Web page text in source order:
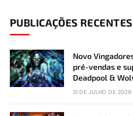
PUBLICAÇÕES RECENTES
Novo
pré-vendas e
Deadpool &
21 DE JULHO DE 2026